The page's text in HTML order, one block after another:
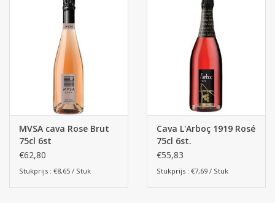
MVSA cava Rose Brut
75cl 6st
€62,80
Stukprijs : €8,65 / Stuk
Cava L'Arboç 1919 Rosé
75cl 6st.
€55,83
Stukprijs : €7,69 / Stuk